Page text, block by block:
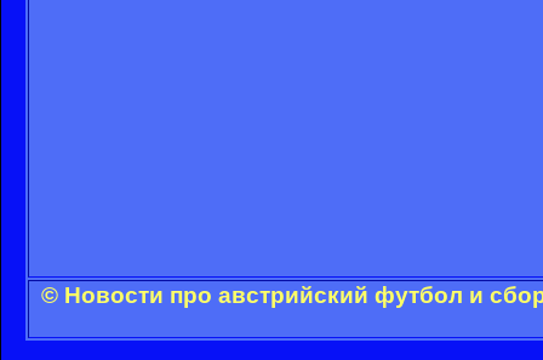
© Новости про австрийский футбол и